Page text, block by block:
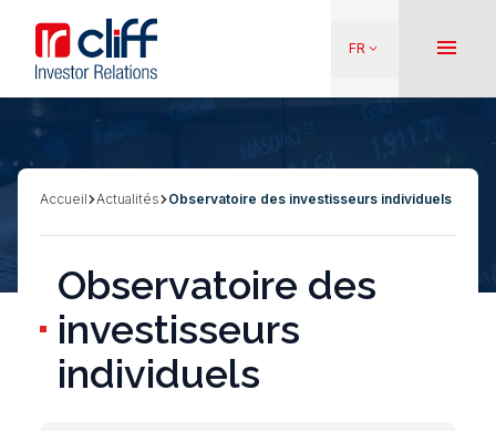
contenu
principal
Aller directement au contenu
FR keyboard_arrow_down menu
Fil
d'Ariane
Accueil Actualités Observatoire des investisseurs individuels
Observatoire des
investisseurs
individuels